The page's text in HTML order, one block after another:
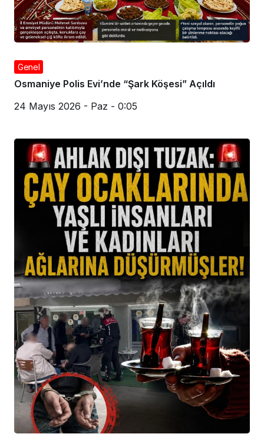
Genel
Osmaniye Polis Evi’nde “Şark Köşesi” Açıldı
24 Mayıs 2026 - Paz - 0:05